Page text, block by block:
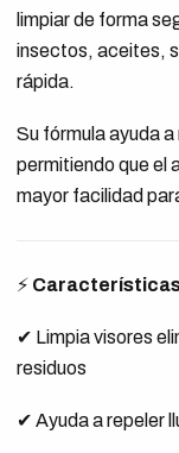
limpiar de forma
insectos, aceites,
rápida.
Su fórmula ayuda a
permitiendo que el
mayor facilidad
⚡
✔ Limpia visores
residuos
✔ Ayuda a repeler